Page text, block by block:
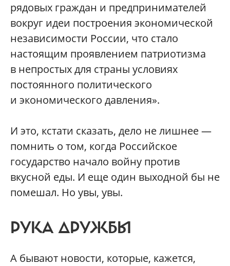
рядовых граждан и предпринимателей
вокруг идеи построения экономической
независимости России, что стало
настоящим проявлением патриотизма
в непростых для страны условиях
постоянного политического
и экономического давления».
И это, кстати сказать, дело не лишнее —
помнить о том, когда Российское
государство начало войну против
вкусной еды. И еще один выходной бы не
помешал. Но увы, увы.
РУКА ДРУЖБЫ
А бывают новости, которые, кажется,